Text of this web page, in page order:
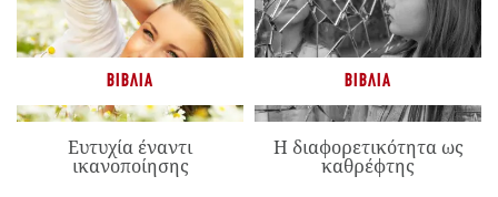
ΒΙΒΛΊΑ
Ευτυχία έναντι
ικανοποίησης
ΒΙΒΛΊΑ
Η διαφορετικότητα ως
καθρέφτης